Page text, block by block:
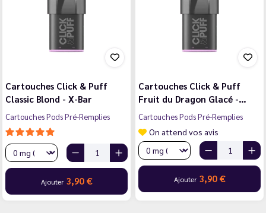
Cartouches Click & Puff
Classic Blond - X-Bar
Cartouches Pods Pré-Remplies
Ajouter 3,90 €
Cartouches Click & Puff
Fruit du Dragon Glacé -…
Cartouches Pods Pré-Remplies
On attend vos avis
Ajouter 3,90 €